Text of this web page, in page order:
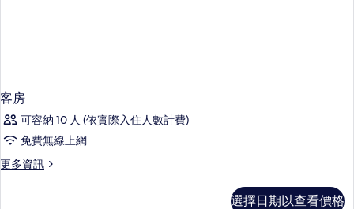
客房
可容納 10 人 (依實際入住人數計費)
免費無線上網
更多資訊
更
選擇日期以查看價格